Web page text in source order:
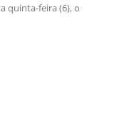
quinta-feira (6), o